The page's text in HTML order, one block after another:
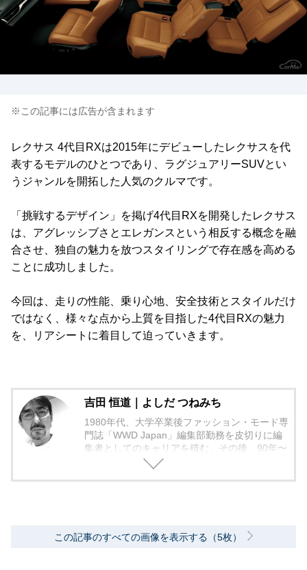
※この記事には広告が含まれます
レクサス 4代目RXは2015年にデビューしたレクサスを代
表するモデルのひとつであり、ラグジュアリーSUVとい
うジャンルを開拓した人気のクルマです。
「挑戦するデザイン」を掲げ4代目RXを開発したレクサス
は、アグレッシブさとエレガンスという相反する概念を融
合させ、独自の魅力を放つスタイリングで存在感を高める
ことに成功しました。
今回は、走りの性能、乗り心地、安全技術とスタイルだけ
ではなく、様々な点から上質を目指した4代目RXの魅力
を、リアシートに着目して迫っていきます。
吉田 恒道｜よしだ つねみち
1980年代、大学卒業後ファッション・モード専
門誌「WWD Japan」編集部勤務を皮切りに編
集者としてのキャリアを積む。その後、90年〜
2000年代、中堅出版社ダイヤモンド社の自動車
この記事のすべての画像を表示する（5枚）